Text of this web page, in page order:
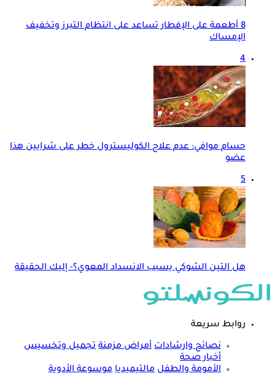
8 أطعمة على الإفطار تساعد على انتظام التبرز وتخفيف
الإمساك
4
حسام موافي: عدم علاج الكوليسترول خطر على شرايين هذا
عضو
5
هل التين الشوكي يسبب الانسداد المعوي؟- إليك الحقيقة
روابط سريعة
نصائح وارشادات أمراض مزمنة تجميل وتخسيس
أخبار صحة
الأمومة والطفل مالتيميديا موسوعة الأدوية